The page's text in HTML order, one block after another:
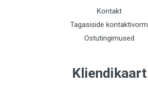
Kontakt
Tagasiside kontaktivorm
Ostutingimused
Kliendikaart